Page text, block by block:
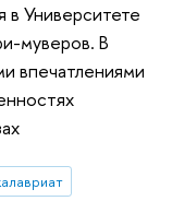
в Университете
муверов. В
впечатлениями